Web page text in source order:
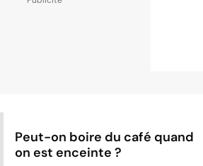
Peut-on boire du café quand
on est enceinte ?